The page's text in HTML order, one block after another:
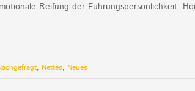
Reifung der Führungspersönlichkeit:
, Nettes, Neues